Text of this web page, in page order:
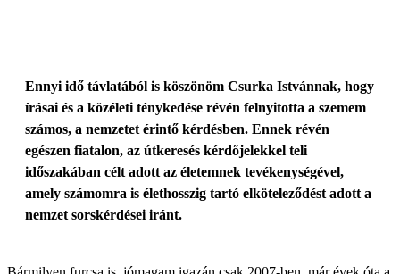
Ennyi idő távlatából is köszönöm Csurka Istvánnak, hogy
írásai és a közéleti ténykedése révén felnyitotta a szemem
számos, a nemzetet érintő kérdésben. Ennek révén
egészen fiatalon, az útkeresés kérdőjelekkel teli
időszakában célt adott az életemnek tevékenységével,
amely számomra is élethosszig tartó elkötelező­dést adott a
nemzet sorskérdései iránt.